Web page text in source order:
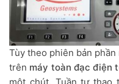
Tùy theo phiên bản
trên máy toàn đạc điện
một chút. Tuần tự thao